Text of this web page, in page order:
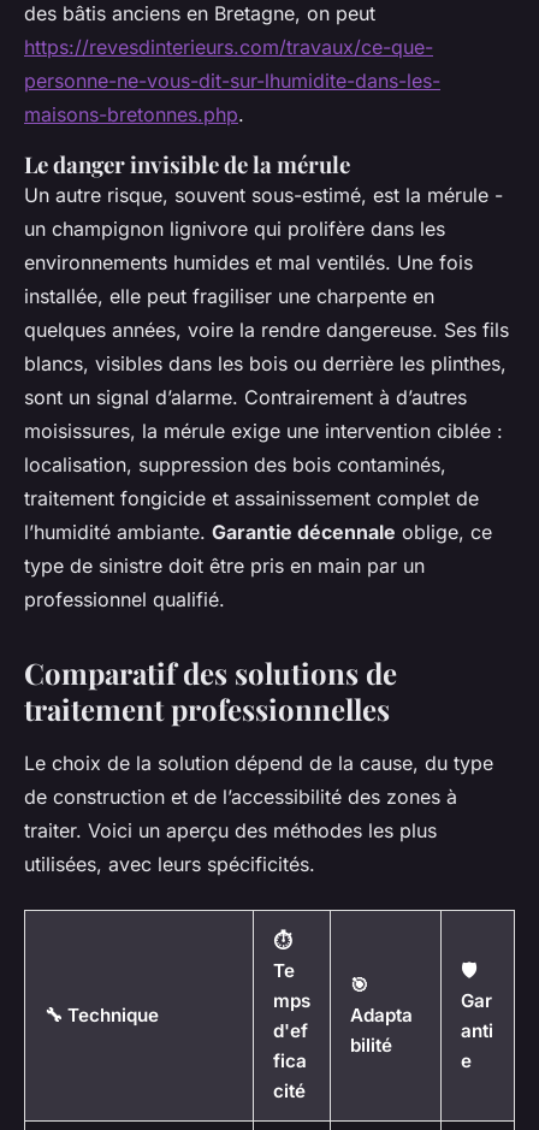
des bâtis anciens en Bretagne, on peut
https://revesdinterieurs.com/travaux/ce-que-
personne-ne-vous-dit-sur-lhumidite-dans-les-
maisons-bretonnes.php.
Le danger invisible de la mérule
Un autre risque, souvent sous-estimé, est la mérule -
un champignon lignivore qui prolifère dans les
environnements humides et mal ventilés. Une fois
installée, elle peut fragiliser une charpente en
quelques années, voire la rendre dangereuse. Ses fils
blancs, visibles dans les bois ou derrière les plinthes,
sont un signal d’alarme. Contrairement à d’autres
moisissures, la mérule exige une intervention ciblée :
localisation, suppression des bois contaminés,
traitement fongicide et assainissement complet de
l’humidité ambiante. Garantie décennale oblige, ce
type de sinistre doit être pris en main par un
professionnel qualifié.
Comparatif des solutions de
traitement professionnelles
Le choix de la solution dépend de la cause, du type
de construction et de l’accessibilité des zones à
traiter. Voici un aperçu des méthodes les plus
utilisées, avec leurs spécificités.
🔧 Technique
⏱️
Te
mps
d'ef
fica
cité
🎯
Adapta
bilité
🛡️
Gar
anti
e